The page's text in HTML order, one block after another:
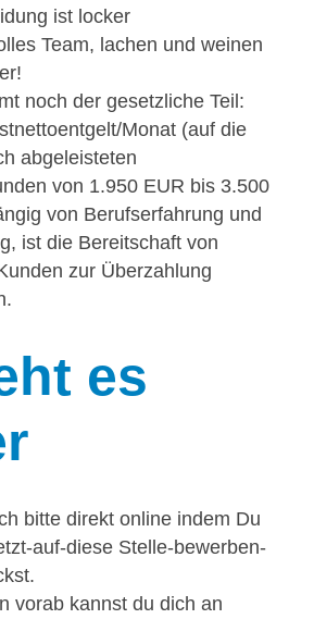
ist locker
Team, lachen und weinen
noch der gesetzliche Teil:
Monat (auf die
abgeleisteten
von 1.950 EUR bis 3.500
von Berufserfahrung und
ist die Bereitschaft von
zur Überzahlung
es
bitte direkt online indem Du
auf-diese Stelle-bewerben-
vorab kannst du dich an